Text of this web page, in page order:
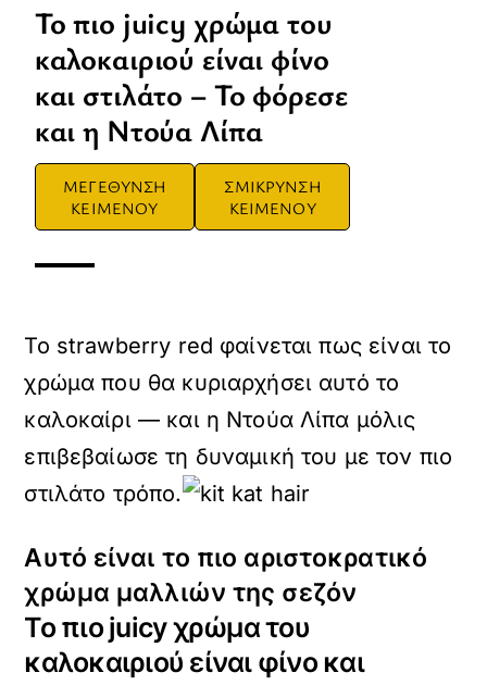
Το πιο juicy χρώμα του
καλοκαιριού είναι φίνο
και στιλάτο – Το φόρεσε
και η Ντούα Λίπα
ΜΕΓΕΘΥΝΣΗ
ΚΕΙΜΕΝΟΥ
ΣΜΙΚΡΥΝΣΗ
ΚΕΙΜΕΝΟΥ
Το strawberry red φαίνεται πως είναι το
χρώμα που θα κυριαρχήσει αυτό το
καλοκαίρι — και η Ντούα Λίπα μόλις
επιβεβαίωσε τη δυναμική του με τον πιο
στιλάτο τρόπο.
Αυτό είναι το πιο αριστοκρατικό
χρώμα μαλλιών της σεζόν
Το πιο juicy χρώμα του
καλοκαιριού είναι φίνο και